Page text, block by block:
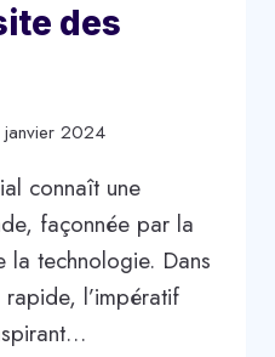
des
janvier 2024
connaît une
façonnée par la
la technologie. Dans
l’impératif